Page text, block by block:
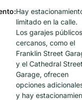
Hay
limitado en la calle.
Los garajes públicos
cercanos, como el
Franklin Street
y el Cathedral Street
Garage, ofrecen
opciones
y hay